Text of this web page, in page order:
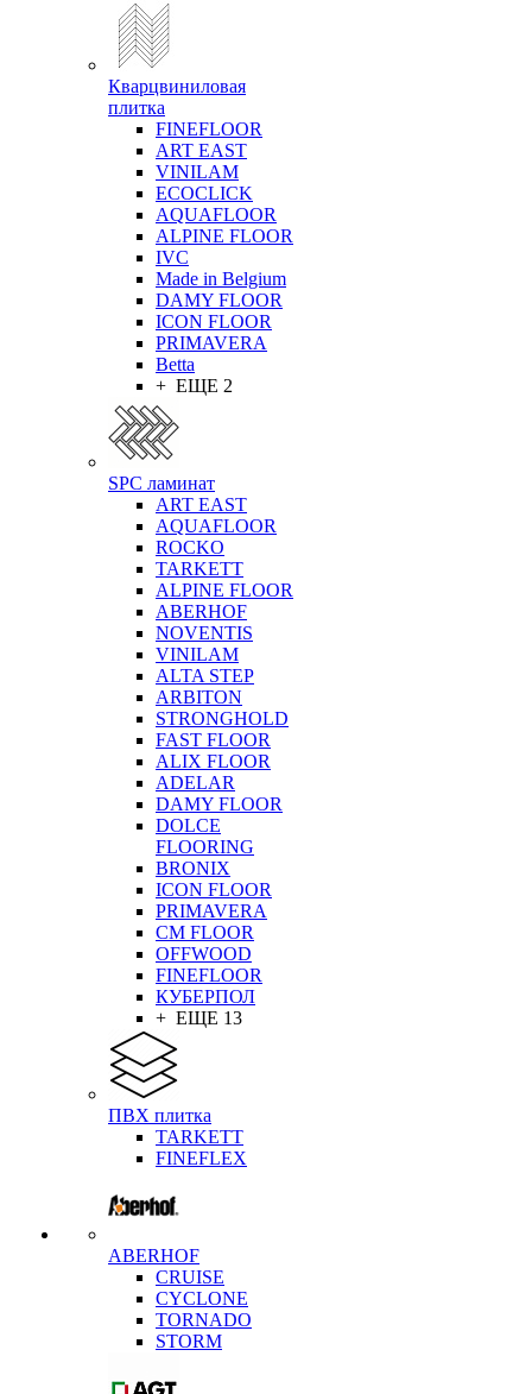
Кварцвиниловая
плитка
FINEFLOOR
ART EAST
VINILAM
ECOCLICK
AQUAFLOOR
ALPINE FLOOR
IVC
Made in Belgium
DAMY FLOOR
ICON FLOOR
PRIMAVERA
Betta
+ ЕЩЕ 2
SPC ламинат
ART EAST
AQUAFLOOR
ROCKO
TARKETT
ALPINE FLOOR
ABERHOF
NOVENTIS
VINILAM
ALTA STEP
ARBITON
STRONGHOLD
FAST FLOOR
ALIX FLOOR
ADELAR
DAMY FLOOR
DOLCE
FLOORING
BRONIX
ICON FLOOR
PRIMAVERA
CM FLOOR
OFFWOOD
FINEFLOOR
КУБЕРПОЛ
+ ЕЩЕ 13
ПВХ плитка
TARKETT
FINEFLEX
ABERHOF
CRUISE
CYCLONE
TORNADO
STORM